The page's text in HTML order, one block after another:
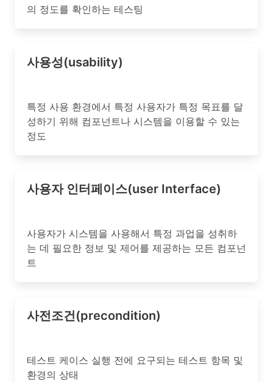
의 정도를 확인하는 테스팅
사용성(usability)
특정 사용 환경에서 특정 사용자가 특정 목표를 달
성하기 위해 컴포넌트나 시스템을 이용할 수 있는
정도
사용자 인터페이스(user Interface)
사용자가 시스템을 사용해서 특정 과업을 성취하
는 데 필요한 정보 및 제어를 제공하는 모든 컴포넌
트
사전조건(precondition)
테스트 케이스 실행 전에 요구되는 테스트 항목 및
환경의 상태